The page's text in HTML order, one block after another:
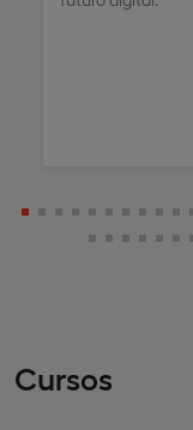
Cursos